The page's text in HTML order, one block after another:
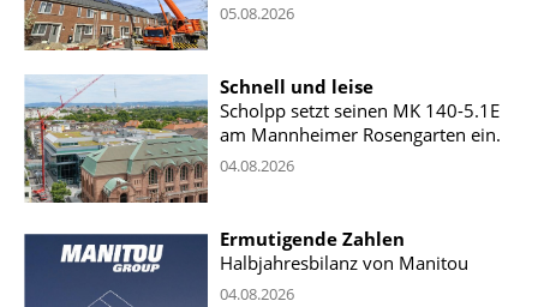
05.08.2026
Schnell und leise
Scholpp setzt seinen MK 140-5.1E
am Mannheimer Rosengarten ein.
04.08.2026
Ermutigende Zahlen
Halbjahresbilanz von Manitou
04.08.2026